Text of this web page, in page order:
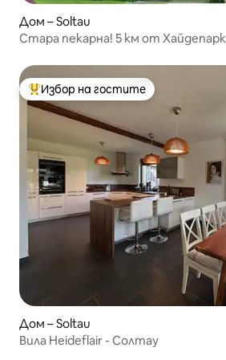
Дом – Soltau
Стара пекарна! 5 км от Хайдепарк
Най-популярен избор на гостите
Избор на гостите
Дом – Soltau
Вила Heideflair - Солтау